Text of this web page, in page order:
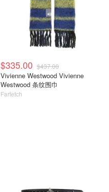
$335.00 $437.00
Vivienne Westwood Vivienne
Westwood 条纹围巾
Farfetch